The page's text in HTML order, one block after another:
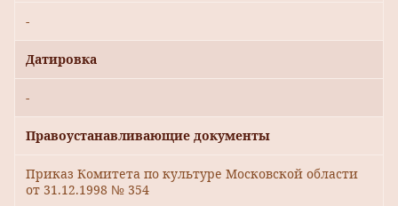
-
Датировка
-
Правоустанавливающие документы
Приказ Комитета по культуре Московской области
от 31.12.1998 № 354